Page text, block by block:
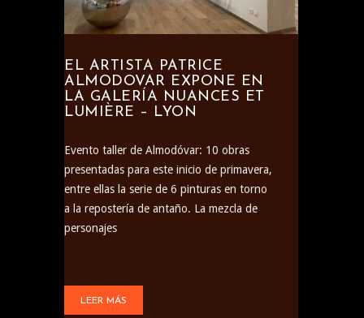
EL ARTISTA PATRICE
ALMODOVAR EXPONE EN
LA GALERÍA NUANCES ET
LUMIÈRE – LYON
Evento taller de Almodóvar: 10 obras
presentadas para este inicio de primavera,
entre ellas la serie de 6 pinturas en torno
a la repostería de antaño. La mezcla de
personajes
LEER MÁS